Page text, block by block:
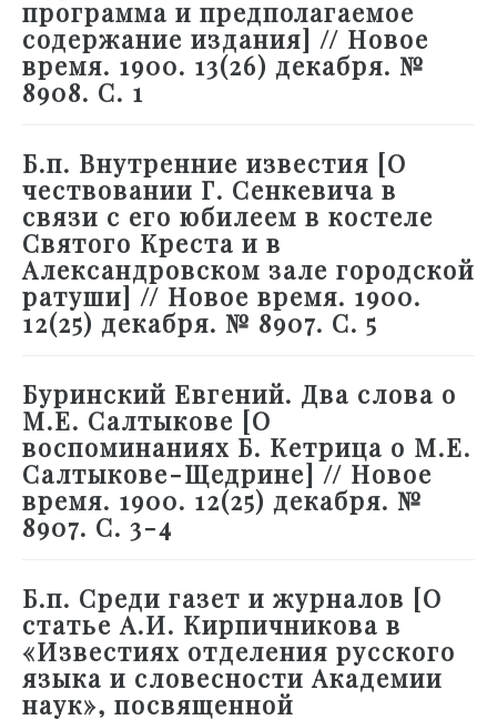
программа и предполагаемое
содержание издания] // Новое
время. 1900. 13(26) декабря. №
8908. С. 1
Б.п. Внутренние известия [О
чествовании Г. Сенкевича в
связи с его юбилеем в костеле
Святого Креста и в
Александровском зале городской
ратуши] // Новое время. 1900.
12(25) декабря. № 8907. С. 5
Буринский Евгений. Два слова о
М.Е. Салтыкове [О
воспоминаниях Б. Кетрица о М.Е.
Салтыкове-Щедрине] // Новое
время. 1900. 12(25) декабря. №
8907. С. 3-4
Б.п. Среди газет и журналов [О
статье А.И. Кирпичникова в
«Известиях отделения русского
языка и словесности Академии
наук», посвященной